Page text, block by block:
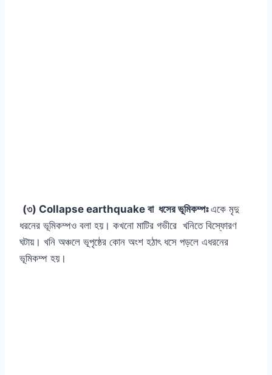
(৩) Collapse earthquake বা ধসের ভূমিকম্পঃএকে মৃদু
ধরনের ভূমিকম্পও বলা হয়। কখনো মাটির গভীরে খনিতে বিস্ফোরণ
ঘটায়। খনি অঞ্চলে ভূপৃষ্ঠের কোন অংশ হঠাৎ ধসে পড়লে এধরনের
ভূমিকম্প হয়।